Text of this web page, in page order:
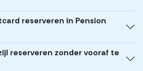
reserveren in Pension
reserveren zonder vooraf te